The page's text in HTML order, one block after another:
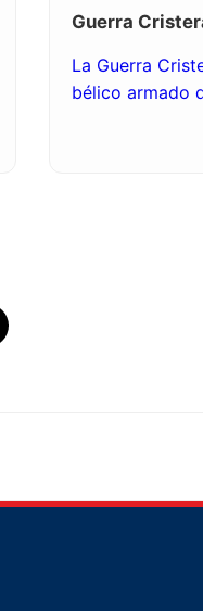
Guerra
La Guerra
bélico armado